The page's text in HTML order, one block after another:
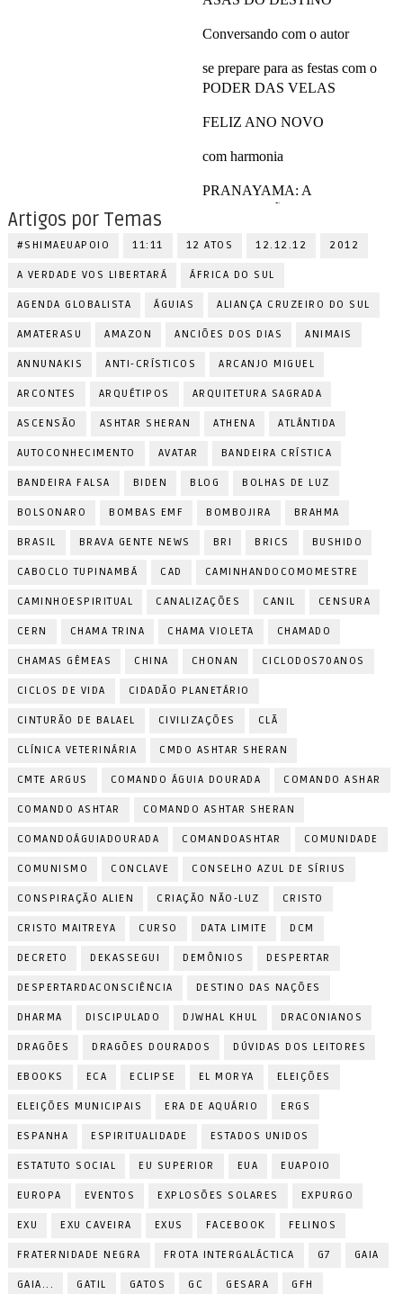
Artigos por Temas
#SHIMAEUAPOIO 11:11 12 ATOS 12.12.12 2012
A VERDADE VOS LIBERTARÁ ÁFRICA DO SUL
AGENDA GLOBALISTA ÁGUIAS ALIANÇA CRUZEIRO DO SUL
AMATERASU AMAZON ANCIÕES DOS DIAS ANIMAIS
ANNUNAKIS ANTI-CRÍSTICOS ARCANJO MIGUEL
ARCONTES ARQUÉTIPOS ARQUITETURA SAGRADA
ASCENSÃO ASHTAR SHERAN ATHENA ATLÂNTIDA
AUTOCONHECIMENTO AVATAR BANDEIRA CRÍSTICA
BANDEIRA FALSA BIDEN BLOG BOLHAS DE LUZ
BOLSONARO BOMBAS EMF BOMBOJIRA BRAHMA
BRASIL BRAVA GENTE NEWS BRI BRICS BUSHIDO
CABOCLO TUPINAMBÁ CAD CAMINHANDOCOMOMESTRE
CAMINHOESPIRITUAL CANALIZAÇÕES CANIL CENSURA
CERN CHAMA TRINA CHAMA VIOLETA CHAMADO
CHAMAS GÊMEAS CHINA CHONAN CICLODOS70ANOS
CICLOS DE VIDA CIDADÃO PLANETÁRIO
CINTURÃO DE BALAEL CIVILIZAÇÕES CLÃ
CLÍNICA VETERINÁRIA CMDO ASHTAR SHERAN
CMTE ARGUS COMANDO ÁGUIA DOURADA COMANDO ASHAR
COMANDO ASHTAR COMANDO ASHTAR SHERAN
COMANDOÁGUIADOURADA COMANDOASHTAR COMUNIDADE
COMUNISMO CONCLAVE CONSELHO AZUL DE SÍRIUS
CONSPIRAÇÃO ALIEN CRIAÇÃO NÃO-LUZ CRISTO
CRISTO MAITREYA CURSO DATA LIMITE DCM
DECRETO DEKASSEGUI DEMÔNIOS DESPERTAR
DESPERTARDACONSCIÊNCIA DESTINO DAS NAÇÕES
DHARMA DISCIPULADO DJWHAL KHUL DRACONIANOS
DRAGÕES DRAGÕES DOURADOS DÚVIDAS DOS LEITORES
EBOOKS ECA ECLIPSE EL MORYA ELEIÇÕES
ELEIÇÕES MUNICIPAIS ERA DE AQUÁRIO ERGS
ESPANHA ESPIRITUALIDADE ESTADOS UNIDOS
ESTATUTO SOCIAL EU SUPERIOR EUA EUAPOIO
EUROPA EVENTOS EXPLOSÕES SOLARES EXPURGO
EXU EXU CAVEIRA EXUS FACEBOOK FELINOS
FRATERNIDADE NEGRA FROTA INTERGALÁCTICA G7 GAIA
GAIA... GATIL GATOS GC GESARA GFH